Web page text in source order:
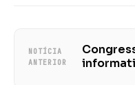
NOTÍCIA
ANTERIOR